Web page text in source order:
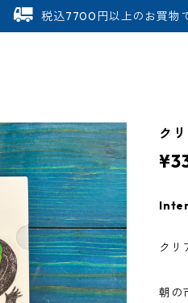
税込7700円以上のお買物
ク
クリ
朝の